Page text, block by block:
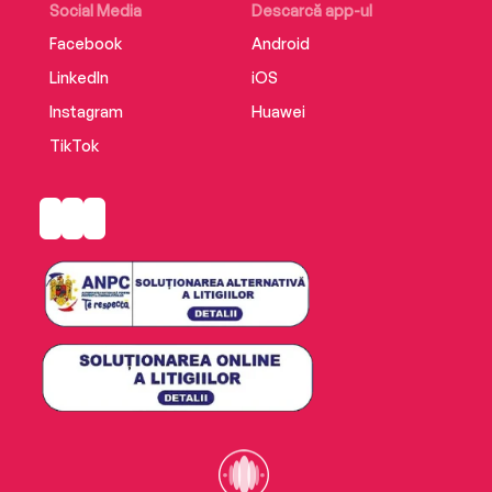
Social Media
Facebook
LinkedIn
Instagram
TikTok
Descarcă app-ul
Android
iOS
Huawei